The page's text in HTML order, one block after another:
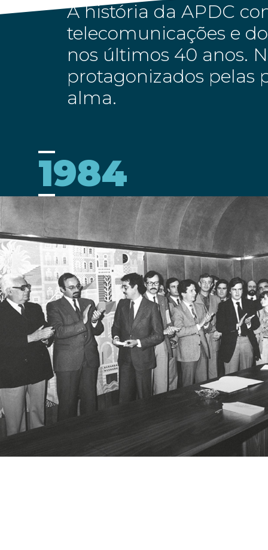
A história da APDC
telecomunicações e
nos últimos 40 anos.
protagonizados pelas
alma.
1984